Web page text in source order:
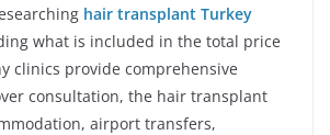
hair transplant Turkey
what is included in the total price
clinics provide comprehensive
consultation, the hair transplant
airport transfers,